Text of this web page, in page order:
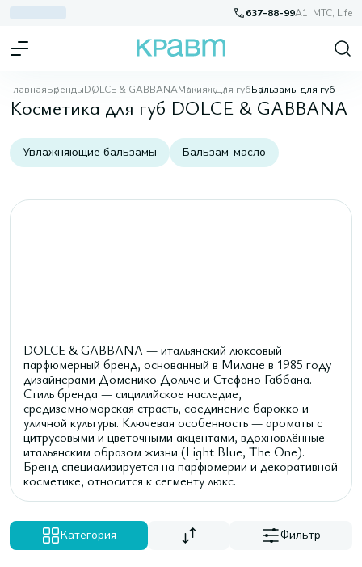
637-88-99A1, МТС, Life
ГлавнаяБрендыDOLCE & GABBANAМакияжДля губБальзамы для губ
Косметика для губ DOLCE & GABBANA
Увлажняющие бальзамы Бальзам-масло
DOLCE & GABBANA — итальянский люксовый
парфюмерный бренд, основанный в Милане в 1985 году
дизайнерами Доменико Дольче и Стефано Габбана.
Стиль бренда — сицилийское наследие,
средиземноморская страсть, соединение барокко и
уличной культуры. Ключевая особенность — ароматы с
цитрусовыми и цветочными акцентами, вдохновлённые
итальянским образом жизни (Light Blue, The One).
Бренд специализируется на парфюмерии и декоративной
косметике, относится к сегменту люкс.
Категория Фильтр